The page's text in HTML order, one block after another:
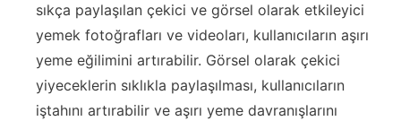
sıkça paylaşılan çekici ve görsel olarak etkileyici
yemek fotoğrafları ve videoları, kullanıcıların aşırı
yeme eğilimini artırabilir. Görsel olarak çekici
yiyeceklerin sıklıkla paylaşılması, kullanıcıların
iştahını artırabilir ve aşırı yeme davranışlarını